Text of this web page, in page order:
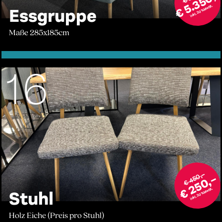
inkl. 20% MwSt.
Essgruppe
Maße 285x185cm
€ 450,–
€ 250,–
inkl. 20% MwSt.
Stuhl
Holz Eiche (Preis pro Stuhl)